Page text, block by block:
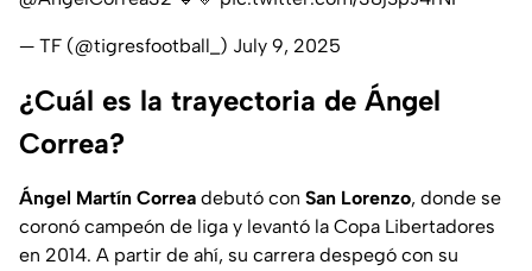
— TF (@tigresfootball_) July 9, 2025
¿Cuál es la trayectoria de Ángel
Correa?
Ángel Martín Correa debutó con San Lorenzo, donde se
coronó campeón de liga y levantó la Copa Libertadores
en 2014. A partir de ahí, su carrera despegó con su